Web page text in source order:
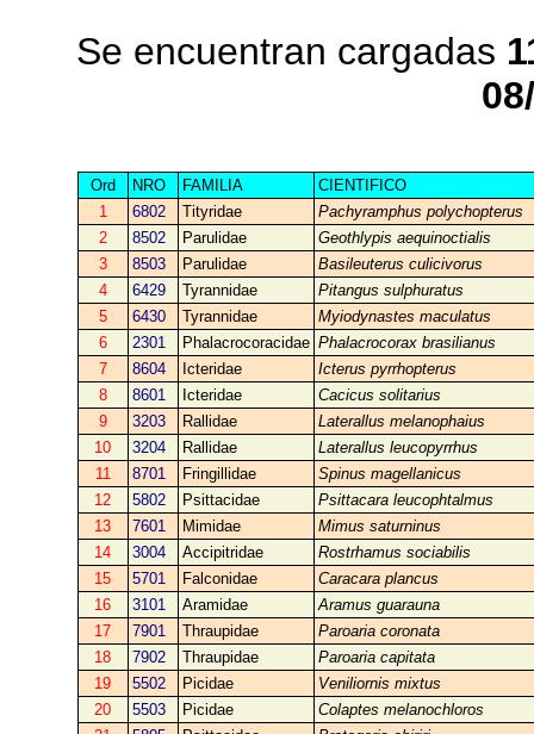
Se encuentran cargadas
Ord NRO FAMILIA
CIENTIFICO
1
6802 Tityridae
Pachyramphus polychopterus
2
8502 Parulidae
Geothlypis aequinoctialis
3
8503 Parulidae
Basileuterus culicivorus
4
6429 Tyrannidae
Pitangus sulphuratus
5
6430 Tyrannidae
Myiodynastes maculatus
6
2301 Phalacrocoracidae Phalacrocorax brasilianus
7
8604 Icteridae
Icterus pyrrhopterus
8
8601 Icteridae
Cacicus solitarius
9
3203 Rallidae
Laterallus melanophaius
10
3204 Rallidae
Laterallus leucopyrrhus
11
8701 Fringillidae
Spinus magellanicus
12
5802 Psittacidae
Psittacara leucophtalmus
13
7601 Mimidae
Mimus saturninus
14
3004 Accipitridae
Rostrhamus sociabilis
15
5701 Falconidae
Caracara plancus
16
3101 Aramidae
Aramus guarauna
17
7901 Thraupidae
Paroaria coronata
18
7902 Thraupidae
Paroaria capitata
19
5502 Picidae
Veniliornis mixtus
20
5503 Picidae
Colaptes melanochloros